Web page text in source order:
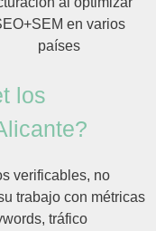
en varios
países
los
verificables, no
trabajo con métricas
tráfico